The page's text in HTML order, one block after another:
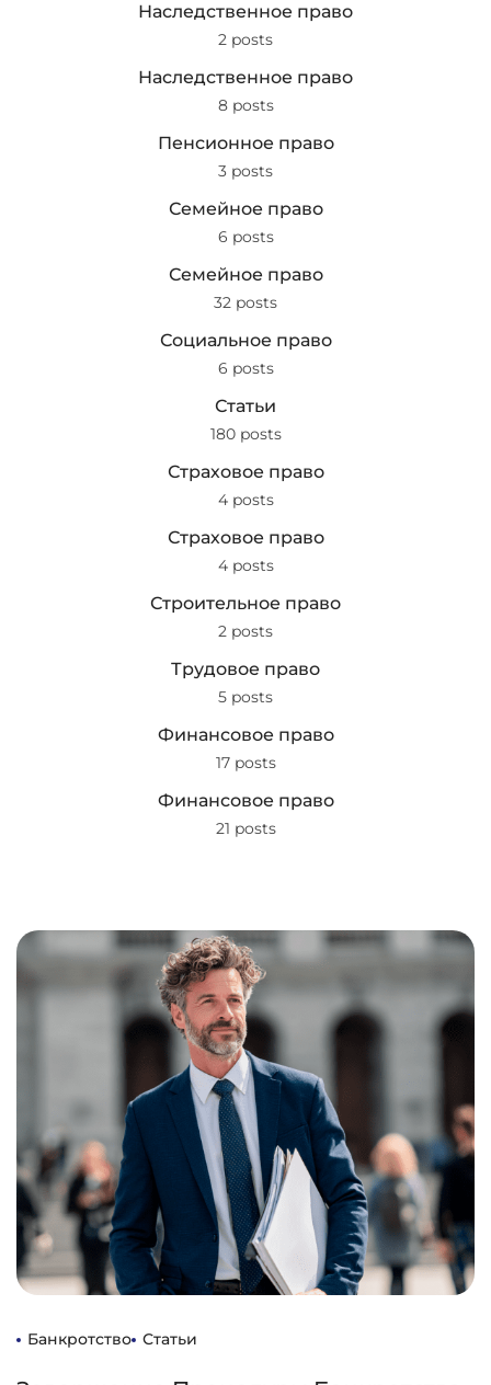
Наследственное право
2 posts
Наследственное право
8 posts
Пенсионное право
3 posts
Семейное право
6 posts
Семейное право
32 posts
Социальное право
6 posts
Статьи
180 posts
Страховое право
4 posts
Страховое право
4 posts
Строительное право
2 posts
Трудовое право
5 posts
Финансовое право
17 posts
Финансовое право
21 posts
Банкротство Статьи